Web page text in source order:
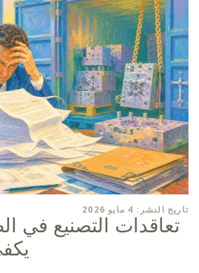
تاريخ النشر: 4 مايو 2026
تعاقدات التصنيع في